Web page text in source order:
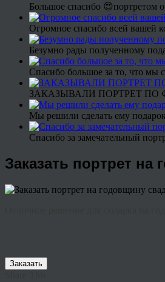
Большое спасибо 😍портретом
Огромное спасибо всей вашей
Безумно рады полученному
Спасибо большое за то, что мы
ЗАКАЗЫВАЛИ ПОРТРЕТ ПО
Мы решили сделать ему
Спасибо за замечательный
Заказать портрет
Заказать